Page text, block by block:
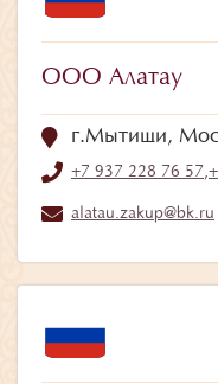
ООО Алатау
г.Мытищи,
+7 937 228 76 57,
alatau.zakup@bk.ru